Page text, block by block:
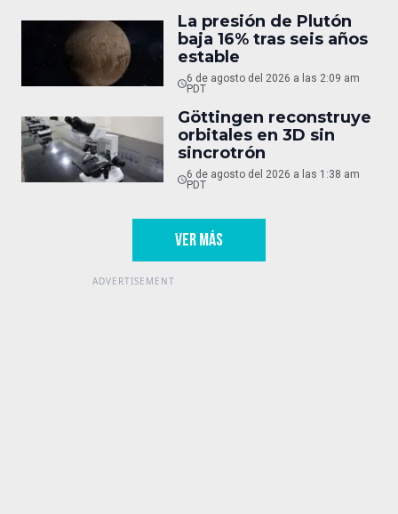
La presión de Plutón
baja 16% tras seis años
estable
6 de agosto del 2026 a las 2:09 am
PDT
Göttingen reconstruye
orbitales en 3D sin
sincrotrón
6 de agosto del 2026 a las 1:38 am
PDT
VER MÁS